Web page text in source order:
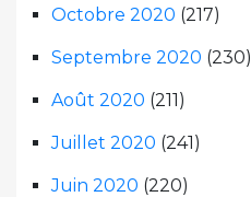
Octobre 2020 (217)
Septembre 2020 (230)
Août 2020 (211)
Juillet 2020 (241)
Juin 2020 (220)